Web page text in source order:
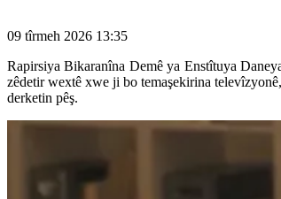
09 tîrmeh 2026 13:35
Rapirsiya Bikaranîna Demê ya Enstîtuya
zêdetir wextê xwe ji bo temaşekirina
derketin pêş.